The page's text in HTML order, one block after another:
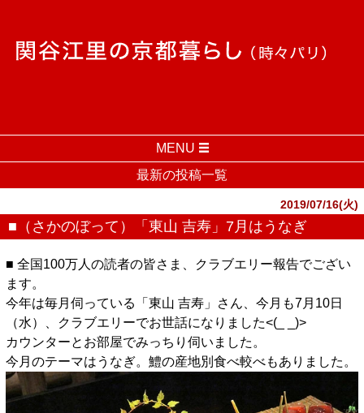
MENU
最新の投稿一覧
2019/07/16(火)
■（さかのぼって）「東山 吉寿」7月はうなぎ
■ 全国100万人の読者の皆さま、クラブエリー報告でござい
ます。
今年は毎月伺っている「東山 吉寿」さん、今月も7月10日
（水）、クラブエリーでお世話になりました<(_ _)>
カウンターとお部屋でみっちり伺いました。
今月のテーマはうなぎ。鱧の産地別食べ較べもありました。